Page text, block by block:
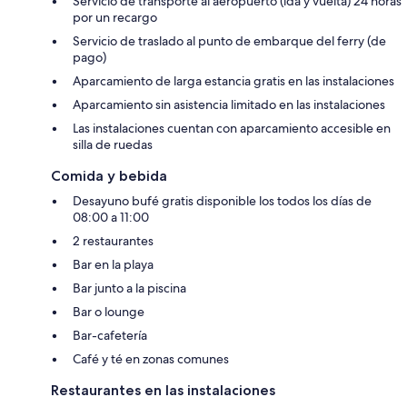
por un recargo
Servicio de traslado al punto de embarque del ferry (de
pago)
Aparcamiento de larga estancia gratis en las instalaciones
Aparcamiento sin asistencia limitado en las instalaciones
Las instalaciones cuentan con aparcamiento accesible en
silla de ruedas
Comida y bebida
Desayuno bufé gratis disponible los todos los días de
08:00 a 11:00
2 restaurantes
Bar en la playa
Bar junto a la piscina
Bar o lounge
Bar-cafetería
Café y té en zonas comunes
Restaurantes en las instalaciones